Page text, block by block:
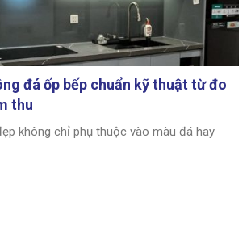
đá ốp bếp chuẩn kỹ thuật từ đo
thu
không chỉ phụ thuộc vào màu đá hay